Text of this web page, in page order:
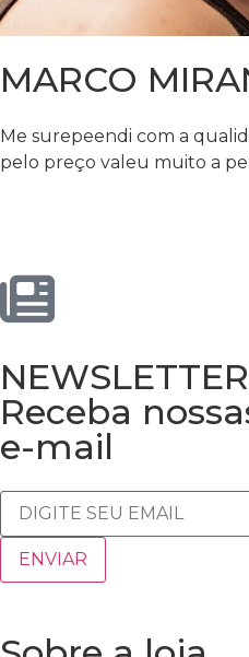
MARCO
Me surepeendi com a
pelo preço valeu muito a
NEWSLETTER
Receba
e-mail